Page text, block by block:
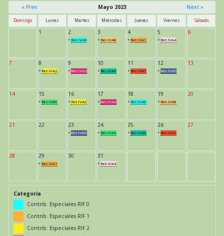
« Prev Mayo 2023 Next »
Domingo Lunes Martes Miércoles Jueves Viernes Sábado
1 2
* Ret.IVA0
3
* Ret.IVA8
4
* Ret.IVA1
5
* Ret.IVA4
6
7 8
* Ret.IVA2
9
* Ret.IVA3
10
* Ret.IVA6
11
* Ret.IVA7
12
* Ret.IVA5
13
14 15
* Ret.IVA9
16
* Ret.IVA2
17
* Ret.IVA3
18
* Ret.IVA0
19
* Ret.IVA8
20
21 22 23
* Ret.IVA5
24
* Ret.IVA9
25
* Ret.IVA6
26
* Ret.IVA7
27
28 29
* Ret.IVA1
30 31
* Ret.IVA4
Categoría
Contrib. Especiales RIF 0
Contrib. Especiales RIF 1
Contrib. Especiales RIF 2